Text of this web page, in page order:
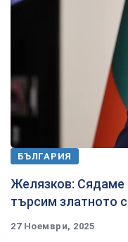
БЪЛГАРИЯ
Желязков: Сядаме
търсим златното
27 Ноември, 2025